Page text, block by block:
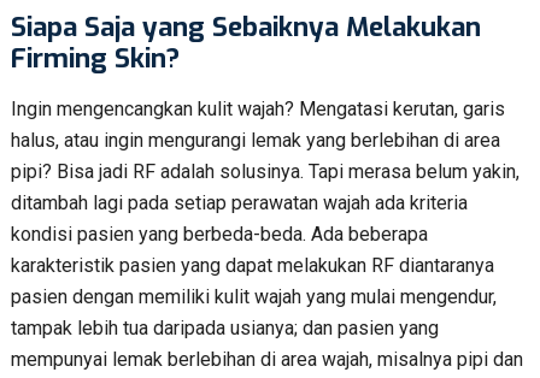
Siapa Saja yang Sebaiknya Melakukan
Firming Skin?
Ingin mengencangkan kulit wajah? Mengatasi kerutan, garis
halus, atau ingin mengurangi lemak yang berlebihan di area
pipi? Bisa jadi RF adalah solusinya. Tapi merasa belum yakin,
ditambah lagi pada setiap perawatan wajah ada kriteria
kondisi pasien yang berbeda-beda. Ada beberapa
karakteristik pasien yang dapat melakukan RF diantaranya
pasien dengan memiliki kulit wajah yang mulai mengendur,
tampak lebih tua daripada usianya; dan pasien yang
mempunyai lemak berlebihan di area wajah, misalnya pipi dan